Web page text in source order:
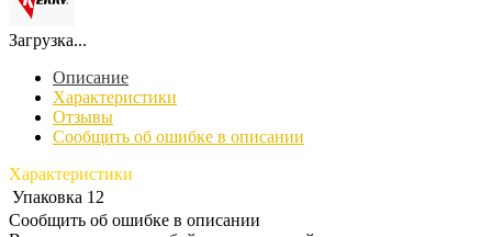
Загрузка...
Описание
Характеристики
Отзывы
Сообщить об ошибке в описании
Характеристики
Упаковка 12
Сообщить об ошибке в описании